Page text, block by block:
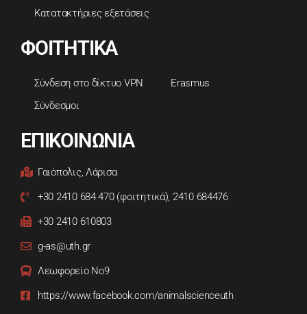
Κατατακτήριες εξετάσεις
ΦΟΙΤΗΤΙΚΑ
Σύνδεση στο δίκτυο VPN
Erasmus
Σύνδεσμοι
ΕΠΙΚΟΙΝΩΝΙΑ
Γαιόπολις, Λάρισα
+30 2410 684 470 (φοιτητικά), 2410 684476
+30 2410 610803
g-as@uth.gr
Λεωφορείο Νο9
https://www.facebook.com/animalscienceuth